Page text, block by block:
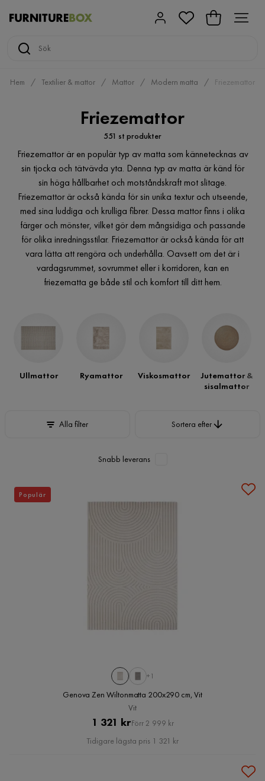
Hem Textilier & mattor Mattor Modern matta Friezemattor
Friezemattor
551 st produkter
Friezemattor är en populär typ av matta som kännetecknas av
sin tjocka och tätvävda yta. Denna typ av matta är känd för
sin höga hållbarhet och motståndskraft mot slitage.
Friezemattor är också kända för sin unika textur och utseende,
med sina luddiga och krulliga fibrer. Dessa mattor finns i olika
färger och mönster, vilket gör dem mångsidiga och passande
för olika inredningsstilar. Friezemattor är också kända för att
vara lätta att rengöra och underhålla. Oavsett om det är i
vardagsrummet, sovrummet eller i korridoren, kan en
friezematta ge både stil och komfort till ditt hem.
Ullmattor Ryamattor Viskosmattor
Jutemattor &
sisalmattor
Alla filter Sortera efter
Snabb leverans
+1
Genova Zen Wiltonmatta 200x290 cm, Vit
Vit
Pris
1 321 krOriginal
Pris
Förr 2 999 kr
Tidigare lägsta pris 1 321 kr
Populär